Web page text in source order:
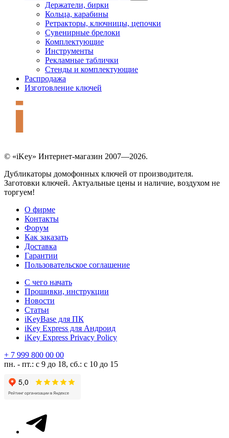
Держатели, бирки
Кольца, карабины
Ретракторы, ключницы, цепочки
Сувенирные брелоки
Комплектующие
Инструменты
Рекламные таблички
Стенды и комплектующие
Распродажа
Изготовление ключей
© «iKey» Интернет-магазин 2007—2026.
Дубликаторы домофонных ключей от производителя.
Заготовки ключей. Актуальные цены и наличие, воздухом не
торгуем!
О фирме
Контакты
Форум
Как заказать
Доставка
Гарантии
Пользовательское соглашение
С чего начать
Прошивки, инструкции
Новости
Статьи
iKeyBase для ПК
iKey Express для Андроид
iKey Express Privacy Policy
+ 7 999 800 00 00
пн. - пт.: с 9 до 18, сб.: с 10 до 15